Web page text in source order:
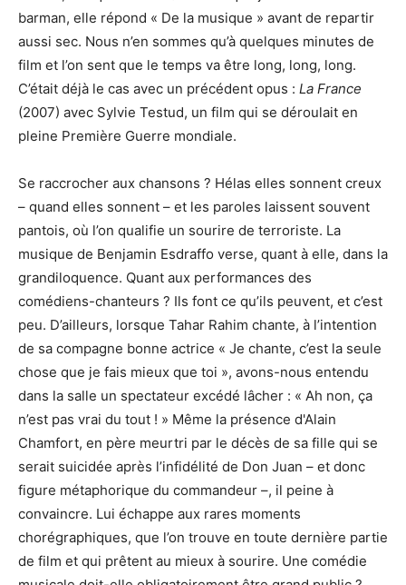
barman, elle répond « De la musique » avant de repartir
aussi sec. Nous n’en sommes qu’à quelques minutes de
film et l’on sent que le temps va être long, long, long.
C’était déjà le cas avec un précédent opus : La France
(2007) avec Sylvie Testud, un film qui se déroulait en
pleine Première Guerre mondiale.
Se raccrocher aux chansons ? Hélas elles sonnent creux
– quand elles sonnent – et les paroles laissent souvent
pantois, où l’on qualifie un sourire de terroriste. La
musique de Benjamin Esdraffo verse, quant à elle, dans la
grandiloquence. Quant aux performances des
comédiens-chanteurs ? Ils font ce qu’ils peuvent, et c’est
peu. D’ailleurs, lorsque Tahar Rahim chante, à l’intention
de sa compagne bonne actrice « Je chante, c’est la seule
chose que je fais mieux que toi », avons-nous entendu
dans la salle un spectateur excédé lâcher : « Ah non, ça
n’est pas vrai du tout ! » Même la présence d'Alain
Chamfort, en père meurtri par le décès de sa fille qui se
serait suicidée après l’infidélité de Don Juan – et donc
figure métaphorique du commandeur –, il peine à
convaincre. Lui échappe aux rares moments
chorégraphiques, que l’on trouve en toute dernière partie
de film et qui prêtent au mieux à sourire. Une comédie